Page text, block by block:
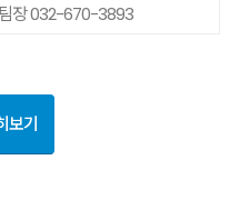
장 032-670-3893
보기